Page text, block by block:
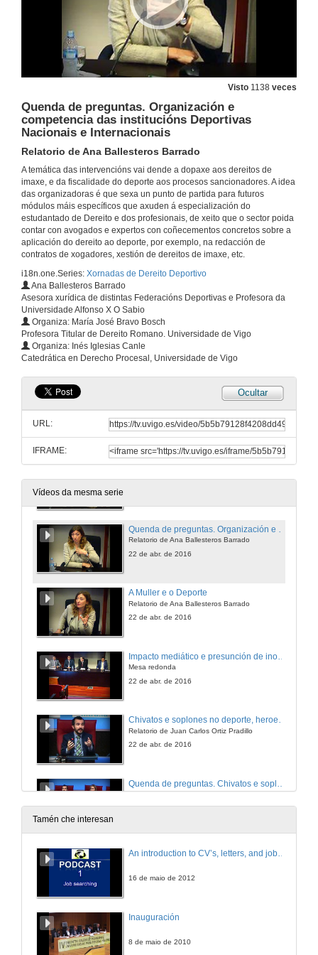
Visto 1138 veces
Quenda de preguntas. Organización e
competencia das institucións Deportivas
Nacionais e Internacionais
Relatorio de Ana Ballesteros Barrado
A temática das intervencións vai dende a dopaxe aos dereitos de
imaxe, e da fiscalidade do deporte aos procesos sancionadores. A idea
das organizadoras é que sexa un punto de partida para futuros
módulos máis específicos que axuden á especialización do
estudantado de Dereito e dos profesionais, de xeito que o sector poida
contar con avogados e expertos con coñecementos concretos sobre a
aplicación do dereito ao deporte, por exemplo, na redacción de
contratos de xogadores, xestión de dereitos de imaxe, etc.
i18n.one.Series: Xornadas de Dereito Deportivo
Ana Ballesteros Barrado
Asesora xurídica de distintas Federacións Deportivas e Profesora da
Universidade Alfonso X O Sabio
Organiza: María José Bravo Bosch
Profesora Titular de Dereito Romano. Universidade de Vigo
Organiza: Inés Iglesias Canle
Catedrática en Derecho Procesal, Universidade de Vigo
Ocultar
URL:
IFRAME:
Vídeos da mesma serie
Relatorio de Alberto Vaquero García
21 de abr. de 2016
21 de abr. de 2016
Quenda de preguntas. Dopaxe e Saúde
21 de abr. de 2016
Mesa redonda
21 de abr. de 2016
As subvencións no deporte
21 de abr. de 2016
Relatorio de Luis Míguez Macho
21 de abr. de 2016
A regulación do dano no deporte regulado polo Dereito Romano
Relatorio conxunto de María José Bravo Bosch y Franco Musumeci
21 de abr. de 2016
Organización e competencia das institucións Deportivas Nacionais e Internacionais
Relatorio de Ana Ballesteros Barrado
22 de abr. de 2016
A Muller e o Deporte
Relatorio de Ana Ballesteros Barrado
22 de abr. de 2016
Mesa redonda
22 de abr. de 2016
Chivatos e soplones no deporte, heroes ou traidores?
Relatorio de Juan Carlos Ortiz Pradillo
22 de abr. de 2016
Relatorio de Juan Carlos Ortiz Pradillo
22 de abr. de 2016
Relatorio de Jordi Gimeno Beviá
Relatorio de Jordi Gimeno Beviá
Tamén che interesan
An introduction to CV’s, letters, and job searching
16 de maio de 2012
Inauguración
8 de maio de 2010